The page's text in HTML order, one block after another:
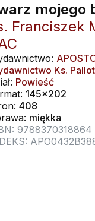
mojego
Franciszek
Ks.
Powieść
145x202
408
miękka
9788370318864